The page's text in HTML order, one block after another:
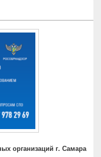
организаций г. Самара